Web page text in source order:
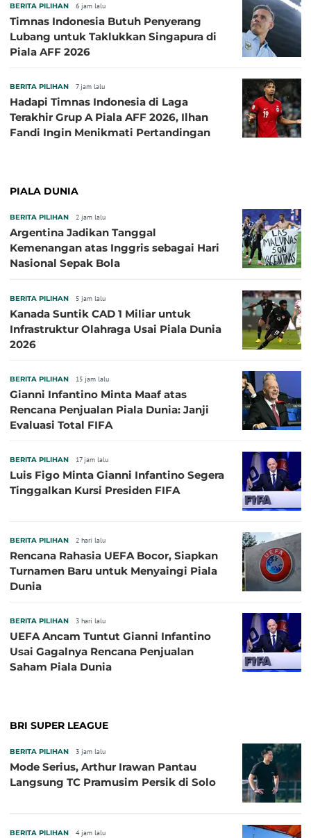
BERITA PILIHAN 6 jam lalu
Timnas Indonesia Butuh Penyerang
Lubang untuk Taklukkan Singapura di
Piala AFF 2026
BERITA PILIHAN 7 jam lalu
Hadapi Timnas Indonesia di Laga
Terakhir Grup A Piala AFF 2026, Ilhan
Fandi Ingin Menikmati Pertandingan
PIALA DUNIA
BERITA PILIHAN 2 jam lalu
Argentina Jadikan Tanggal
Kemenangan atas Inggris sebagai Hari
Nasional Sepak Bola
BERITA PILIHAN 5 jam lalu
Kanada Suntik CAD 1 Miliar untuk
Infrastruktur Olahraga Usai Piala Dunia
2026
BERITA PILIHAN 15 jam lalu
Gianni Infantino Minta Maaf atas
Rencana Penjualan Piala Dunia: Janji
Evaluasi Total FIFA
BERITA PILIHAN 17 jam lalu
Luis Figo Minta Gianni Infantino Segera
Tinggalkan Kursi Presiden FIFA
BERITA PILIHAN 2 hari lalu
Rencana Rahasia UEFA Bocor, Siapkan
Turnamen Baru untuk Menyaingi Piala
Dunia
BERITA PILIHAN 3 hari lalu
UEFA Ancam Tuntut Gianni Infantino
Usai Gagalnya Rencana Penjualan
Saham Piala Dunia
BRI SUPER LEAGUE
BERITA PILIHAN 3 jam lalu
Mode Serius, Arthur Irawan Pantau
Langsung TC Pramusim Persik di Solo
BERITA PILIHAN 4 jam lalu